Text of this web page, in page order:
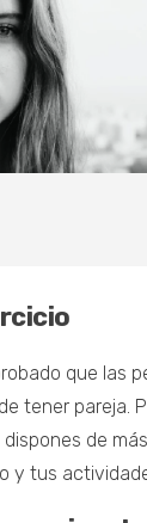
que las
tener pareja.
de
y tus